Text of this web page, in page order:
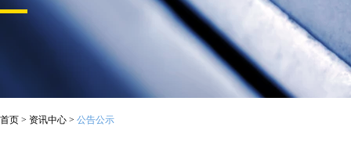
首页 > 资讯中心 > 公告公示